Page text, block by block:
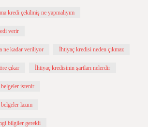
kredi çekilmiş ne yapmalıyım
verir
ne kadar veriliyor İhtiyaç kredisi neden çıkmaz
çıkar İhtiyaç kredisinin şartları nelerdir
istenir
lazım
bilgiler gerekli